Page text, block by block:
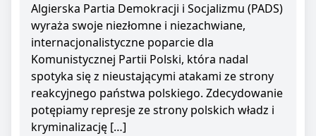
Algierska Partia Demokracji i Socjalizmu (PADS)
wyraża swoje niezłomne i niezachwiane,
internacjonalistyczne poparcie dla
Komunistycznej Partii Polski, która nadal
spotyka się z nieustającymi atakami ze strony
reakcyjnego państwa polskiego. Zdecydowanie
potępiamy represje ze strony polskich władz i
kryminalizację […]